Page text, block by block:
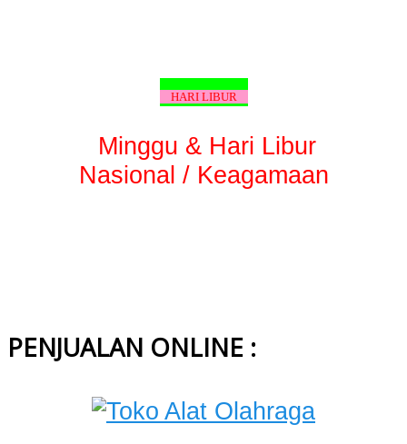
HARI LIBUR
Minggu & Hari Libur
Nasional / Keagamaan
PENJUALAN ONLINE :